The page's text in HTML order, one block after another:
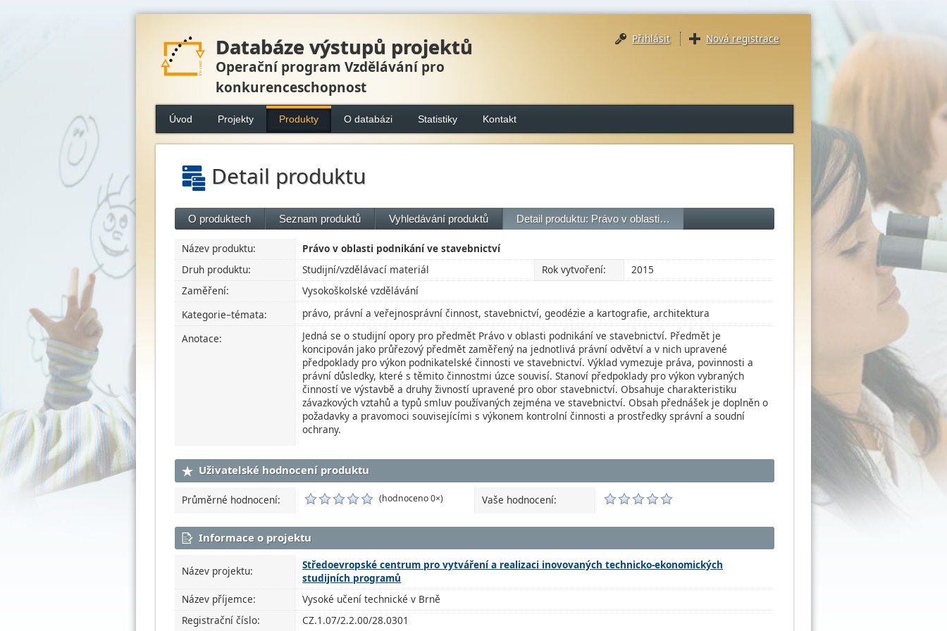
Databáze výstupů projektů
Operační program Vzdělávání pro
konkurenceschopnost
Přihlásit Nová registrace
Úvod Projekty Produkty O databázi Statistiky Kontakt
Detail produktu
O produktech Seznam produktů Vyhledávání produktů Detail produktu: Právo v oblasti…
Název produktu:
Právo v oblasti podnikání ve stavebnictví
Druh produktu:
Studijní/vzdělávací materiál Rok vytvoření:
2015
Zaměření:
Vysokoškolské vzdělávání
Kategorie–témata:
právo, právní a veřejnosprávní činnost, stavebnictví, geodézie a kartografie, architektura
Anotace:
Jedná se o studijní opory pro předmět Právo v oblasti podnikání ve stavebnictví. Předmět je
koncipován jako průřezový předmět zaměřený na jednotlivá právní odvětví a v nich upravené
předpoklady pro výkon podnikatelské činnosti ve stavebnictví. Výklad vymezuje práva, povinnosti a
právní důsledky, které s těmito činnostmi úzce souvisí. Stanoví předpoklady pro výkon vybraných
činností ve výstavbě a druhy živností upravené pro obor stavebnictví. Obsahuje charakteristiku
závazkových vztahů a typů smluv používaných zejména ve stavebnictví. Obsah přednášek je doplněn o
požadavky a pravomoci souvisejícími s výkonem kontrolní činnosti a prostředky správní a soudní
ochrany.
Uživatelské hodnocení produktu
Průměrné hodnocení: (hodnoceno 0×) Vaše hodnocení:
Informace o projektu
Název projektu:
Středoevropské centrum pro vytváření a realizaci inovovaných technicko-ekonomických
studijních programů
Název příjemce:
Vysoké učení technické v Brně
Registrační číslo:
CZ.1.07/2.2.00/28.0301